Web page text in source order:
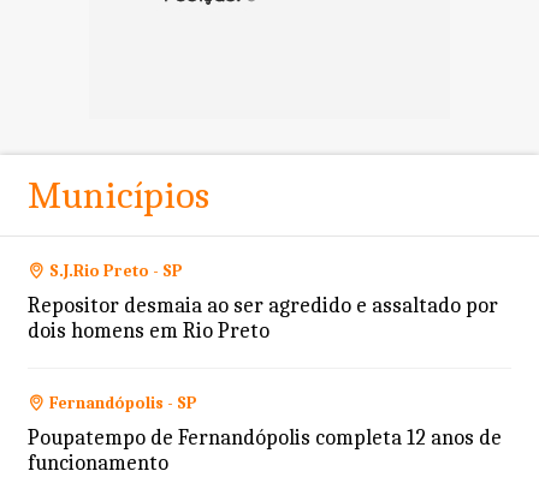
Municípios
S.J.Rio Preto - SP
Repositor desmaia ao ser agredido e assaltado por
dois homens em Rio Preto
Fernandópolis - SP
Poupatempo de Fernandópolis completa 12 anos de
funcionamento